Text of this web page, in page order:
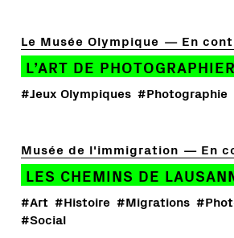
Le Musée Olympique En
L’ART DE
#Jeux Olympiques #Photographie
Musée de l'immigration En
LES CHEMINS DE
#Art #Histoire #Migrations
#Social